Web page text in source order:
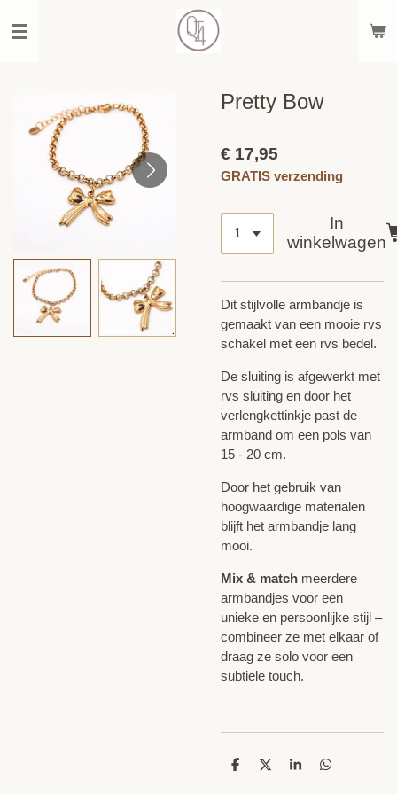
direct
Pretty Bow
€ 17,95
GRATIS verzending
In
winkelwagen
Dit stijlvolle armbandje is
gemaakt van een mooie rvs
schakel met een rvs bedel.
De sluiting is afgewerkt met
rvs sluiting en door het
verlengkettinkje past de
armband om een pols van
15 - 20 cm.
Door het gebruik van
hoogwaardige materialen
blijft het armbandje lang
mooi.
Mix & match meerdere
armbandjes voor een
unieke en persoonlijke stijl –
combineer ze met elkaar of
draag ze solo voor een
subtiele touch.
D
D
S
D